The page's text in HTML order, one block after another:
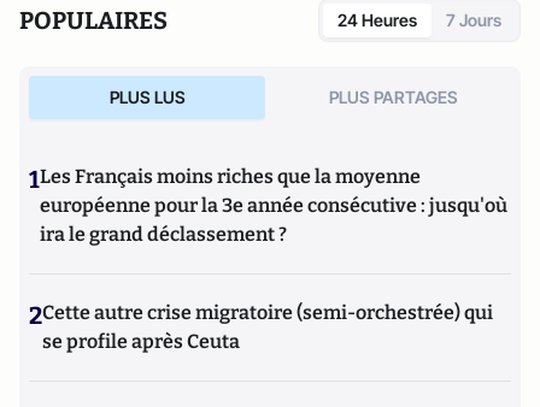
notamment en Europe centrale.
POPULAIRES 24 Heures 7 Jours
PLUS LUS PLUS PARTAGES
1Les Français moins riches que la moyenne
européenne pour la 3e année consécutive : jusqu'où
ira le grand déclassement ?
2Cette autre crise migratoire (semi-orchestrée) qui
se profile après Ceuta